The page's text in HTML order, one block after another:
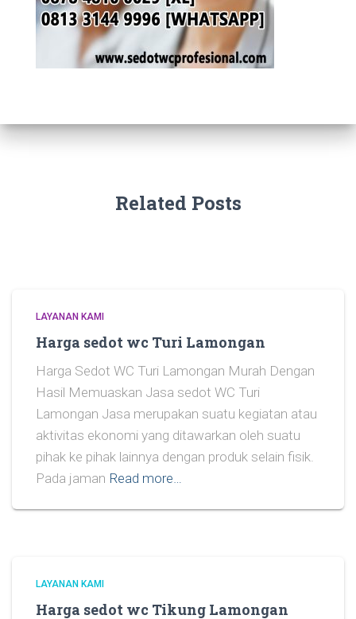
Related Posts
LAYANAN KAMI
Harga sedot wc Turi Lamongan
Harga Sedot WC Turi Lamongan Murah Dengan
Hasil Memuaskan Jasa sedot WC Turi
Lamongan Jasa merupakan suatu kegiatan atau
aktivitas ekonomi yang ditawarkan oleh suatu
pihak ke pihak lainnya dengan produk selain fisik.
Pada jaman Read more…
LAYANAN KAMI
Harga sedot wc Tikung Lamongan